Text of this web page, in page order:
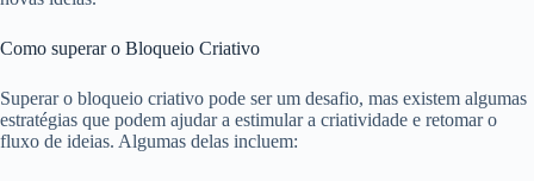
Como superar o Bloqueio Criativo
Superar o bloqueio criativo pode ser um desafio, mas existem algumas
estratégias que podem ajudar a estimular a criatividade e retomar o
fluxo de ideias. Algumas delas incluem: